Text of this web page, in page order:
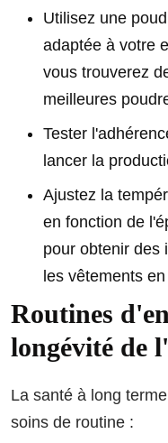
Utilisez une
adaptée à votre
vous trouverez
meilleures
Tester
lancer la
Ajustez la
en fonction de
pour obtenir des
les vêtements
Routines
longévité de
La santé à long
soins de routine :